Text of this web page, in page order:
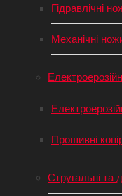
Гідравлічні
Механічні
Прошивні
Стругальні та